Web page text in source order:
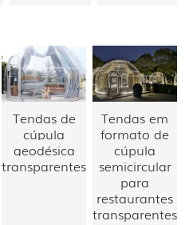
Tendas de
cúpula
geodésica
transparentes
Tendas em
formato de
cúpula
semicircular
para
restaurantes
transparentes